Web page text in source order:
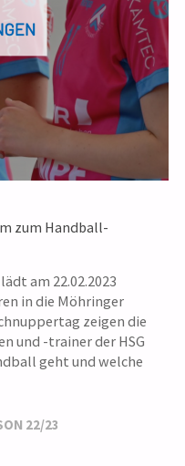
zum Handball-
am 22.02.2023
in die Möhringer
zeigen die
und -trainer der HSG
geht und welche
22/23